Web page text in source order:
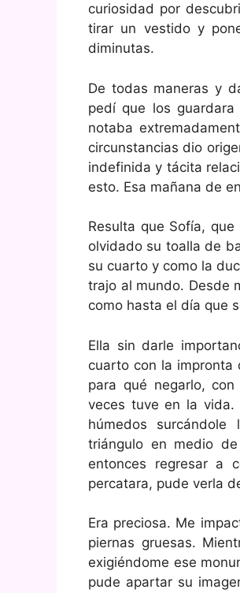
curiosidad por
tirar un vestido y
diminutas.
De todas maneras y
pedí que los
notaba
circunstancias dio
indefinida y tácita
esto. Esa mañana de
Resulta que Sofía,
olvidado su toalla de
su cuarto y como la
trajo al mundo. Desde
como hasta el día que
Ella sin darle
cuarto con la impronta
para qué negarlo,
veces tuve en la
húmedos
triángulo en medio
entonces regresar a
percatara, pude verla
Era preciosa. Me
piernas gruesas.
exigiéndome ese
pude apartar su